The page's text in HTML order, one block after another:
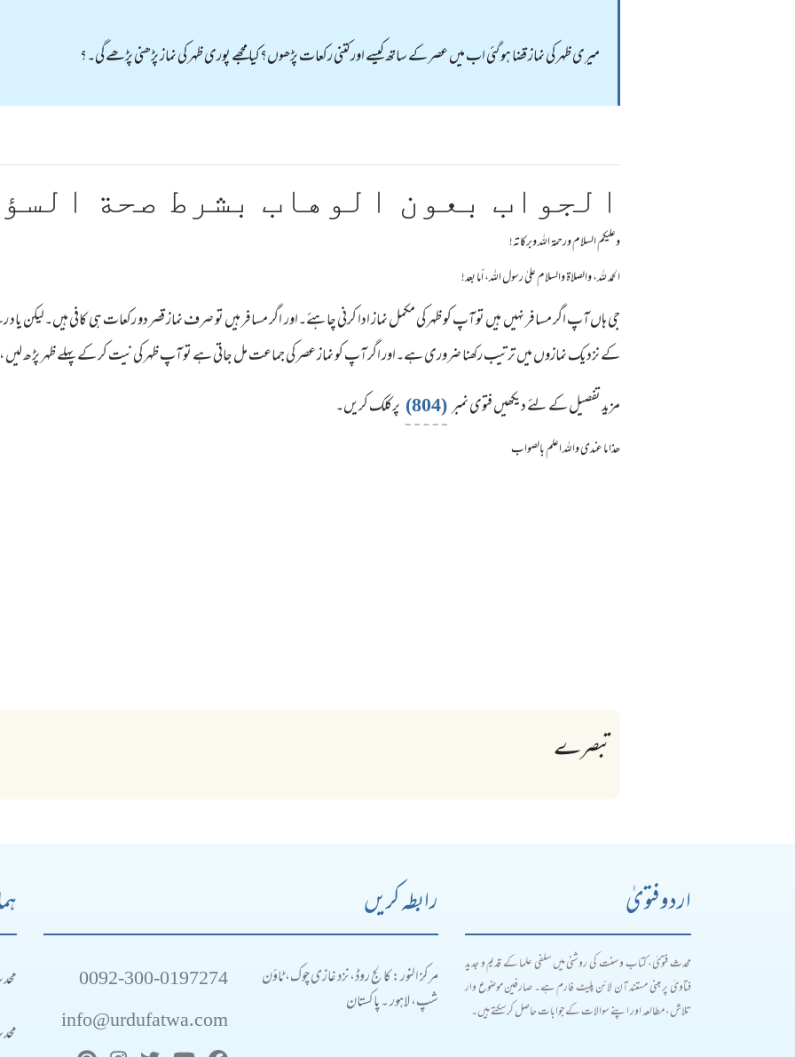
میری ظہر کی نماز قضا ہو گئی اب میں عصر کے ساتھ کیسے اور کتنی رکعات پڑھوں؟کیا مجھے پوری ظہر کی نماز پڑھنی پڑھے گی۔؟
الجواب بعون الوهاب بشرط صحة
وعلیکم السلام ورحمة اللہ وبرکاته!
الحمد لله، والصلاة والسلام علىٰ رسول الله، أما بعد!
جی ہاں آپ اگر مسافر نہیں ہیں تو آپ کو ظہر کی مکمل نماز ادا کرنی چاہئے۔اور اگر مسافر ہیں تو صرف نماز قصر دو رکعات ہی کافی ہیں۔لیکن یاد
کے نزدیک نمازوں میں ترتیب رکھنا ضروری ہے۔اور اگر آپ کو نماز عصر کی جماعت مل جاتی ہے تو آپ ظہر کی نیت کر کے پہلے ظہر پڑھ لیں
مزید تفصیل کے لئے دیکھیں فتوی نمبر(804) پرکلک کریں۔
ھذا ما عندی واللہ اعلم بالصواب
تبصرے
اردو فتویٰ
محدث فتویٰ، کتاب و سنت کی روشنی میں سلفی علما کے قدیم و جدید
فتاویٰ پر مبنی مستند آن لائن پلیٹ فارم ہے۔ صارفین موضوع وار
تلاش، مطالعہ اور اپنے سوالات کے جوابات حاصل کر سکتے ہیں۔
رابطہ کریں
مرکز النور: کالج روڈ، نزد غازی چوک، ٹاؤن
شپ، لاہور ۔ پاکستان
0092-300-0197274
info@urdufatwa.com